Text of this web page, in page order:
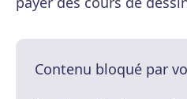
Contenu bloqué par